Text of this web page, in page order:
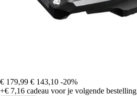
€ 179,99 € 143,10 -20%
+€ 7,16 cadeau voor je volgende bestelling